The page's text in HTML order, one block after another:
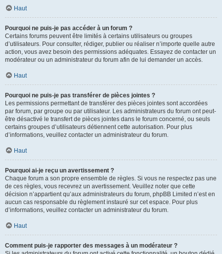
Haut
Pourquoi ne puis-je pas accéder à un forum ?
Certains forums peuvent être limités à certains utilisateurs ou groupes
d’utilisateurs. Pour consulter, rédiger, publier ou réaliser n’importe quelle autre
action, vous avez besoin des permissions adéquates. Essayez de contacter un
modérateur ou un administrateur du forum afin de lui demander un accès.
Haut
Pourquoi ne puis-je pas transférer de pièces jointes ?
Les permissions permettant de transférer des pièces jointes sont accordées
par forum, par groupe ou par utilisateur. Les administrateurs du forum ont peut-
être désactivé le transfert de pièces jointes dans le forum concerné, ou seuls
certains groupes d’utilisateurs détiennent cette autorisation. Pour plus
d’informations, veuillez contacter un administrateur du forum.
Haut
Pourquoi ai-je reçu un avertissement ?
Chaque forum a son propre ensemble de règles. Si vous ne respectez pas une
de ces règles, vous recevrez un avertissement. Veuillez noter que cette
décision n’appartient qu’aux administrateurs du forum, phpBB Limited n’est en
aucun cas responsable du règlement instauré sur cet espace. Pour plus
d’informations, veuillez contacter un administrateur du forum.
Haut
Comment puis-je rapporter des messages à un modérateur ?